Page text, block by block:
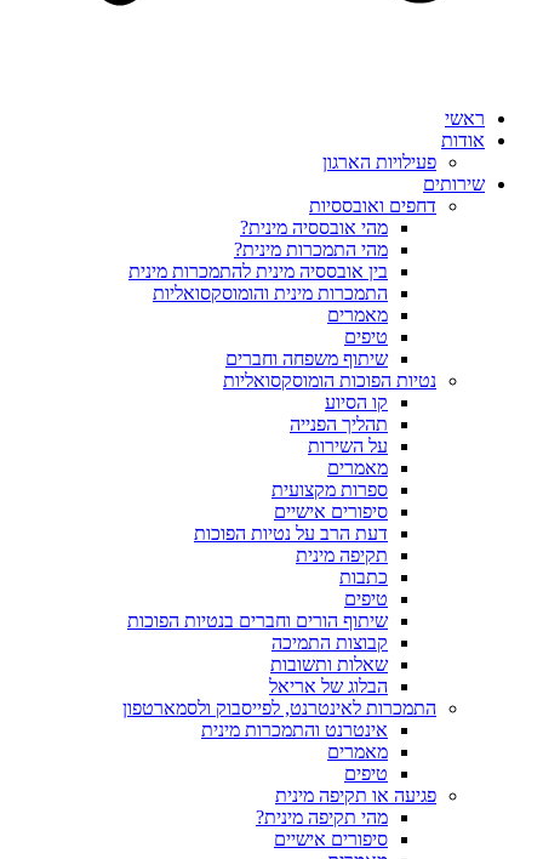
ראשי
אודות
פעילויות הארגון
שירותים
דחפים ואובססיות
מהי אובססיה מינית?
מהי התמכרות מינית?
בין אובססיה מינית להתמכרות מינית
התמכרות מינית והומוסקסואליות
מאמרים
טיפים
שיתוף משפחה וחברים
נטיות הפוכות הומוסקסואליות
קו הסיוע
תהליך הפנייה
על השירות
מאמרים
ספרות מקצועית
סיפורים אישיים
דעת הרב על נטיות הפוכות
תקיפה מינית
כתבות
טיפים
שיתוף הורים וחברים בנטיות הפוכות
קבוצות התמיכה
שאלות ותשובות
הבלוג של אריאל
התמכרות לאינטרנט, לפייסבוק ולסמארטפון
אינטרנט והתמכרות מינית
מאמרים
טיפים
פגיעה או תקיפה מינית
מהי תקיפה מינית?
סיפורים אישיים